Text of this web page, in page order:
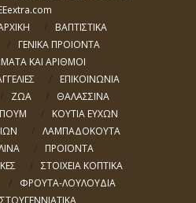
ΒΑΠΤΙΣΤΙΚΑ
ΓΕΝΙΚΑ ΠΡΟΙΟΝΤΑ
ΚΑΙ ΑΡΙΘΜΟΙ
ΕΠΙΚΟΙΝΩΝΙΑ
ΖΩΑ
ΘΑΛΑΣΣΙΝΑ
ΚΟΥΤΙΑ ΕΥΧΩΝ
ΛΑΜΠΑΔΟΚΟΥΤΑ
ΠΡΟΪΟΝΤΑ
ΣΤΟΙΧΕΙΑ ΚΟΠΤΙΚΑ
ΦΡΟΥΤΑ-ΛΟΥΛΟΥΔΙΑ